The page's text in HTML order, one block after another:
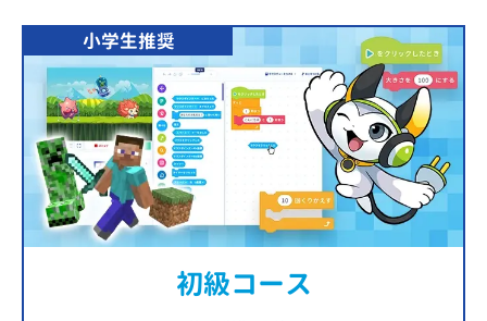
小学生推奨
初級コース